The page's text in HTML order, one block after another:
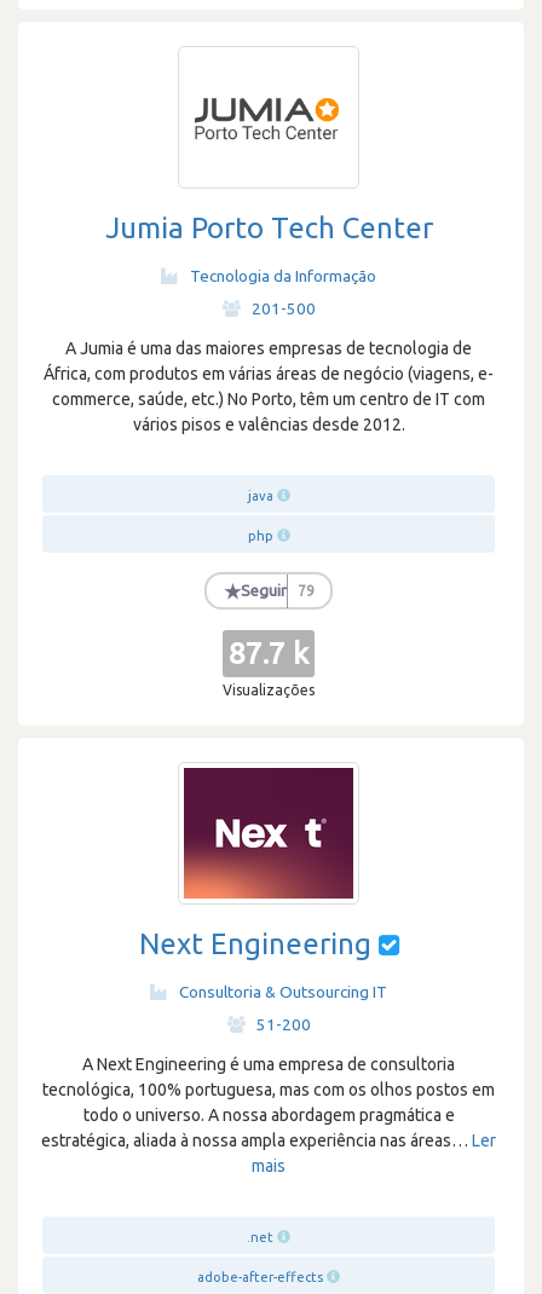
Jumia Porto Tech Center
Tecnologia da Informação
201-500
A Jumia é uma das maiores empresas de tecnologia de
África, com produtos em várias áreas de negócio (viagens, e-
commerce, saúde, etc.) No Porto, têm um centro de IT com
vários pisos e valências desde 2012.
java
php
★Seguir 79
87.7 k
Visualizações
Next Engineering
Consultoria & Outsourcing IT
51-200
A Next Engineering é uma empresa de consultoria
tecnológica, 100% portuguesa, mas com os olhos postos em
todo o universo. A nossa abordagem pragmática e
estratégica, aliada à nossa ampla experiência nas áreas… Ler
mais
.net
adobe-after-effects